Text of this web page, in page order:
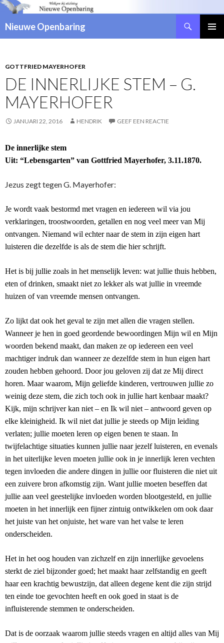
Nieuwe Openbaring
SPRINGEN
GOTTFRIED MAYERHOFER
DE INNERLIJKE STEM – G.
MAYERHOFER
JANUARI 22, 2016 HENDRIK GEEF EEN REACTIE
De innerlijke stem
Uit: “Lebensgarten” van Gottfried Mayerhofer, 3.11.1870.
Jezus zegt tegen G. Mayerhofer:
Je wordt vaak bestormd met vragen en iedereen wil via jou
verklaringen, troostwoorden, getallen en nog veel meer van Mij
ontvangen. Niemand wil echter naar de stem in zijn eigen hart
luisteren die dezelfde is als de stem die hier schrijft.
Het is bij jullie zoals in het menselijk leven: wat jullie thuis hebben,
eten of drinken, smaakt niet zo lekker als wat jullie in vreemde
huizen of van vreemde mensen ontvangen.
Zo lijkt dat ook het geval te zijn met allen die vragen stellen.
Wanneer je hen in goed geordende bewoordingen Mijn wil en Mijn
woorden bekend maakt, dan maken ze op iedereen een veel
machtiger indruk dan wanneer ze dezelfde stem in hun eigen hart
zouden hebben gehoord. Door jou geloven zij dat ze Mij direct
horen. Maar waarom, Mijn geliefde kinderen, vertrouwen jullie zo
weinig deze stem, die zich toch ook in jullie hart kenbaar maakt?
Kijk, mijn schrijver kan niet – en Ik wil niet – antwoord geven op
elke kleinigheid. Ik wil niet dat jullie je steeds op Mijn leiding
verlaten; jullie moeten leren op eigen benen te staan. In
twijfelachtige situaties kunnen jullie naar jezelf luisteren, en evenals
in het uiterlijke leven moeten jullie ook in je innerlijk leren vechten
tegen invloeden die andere dingen in jullie oor fluisteren die niet uit
een zuivere bron afkomstig zijn. Want jullie moeten beseffen dat
jullie aan veel geestelijke invloeden worden blootgesteld, en jullie
moeten in het innerlijk een fijner zintuig ontwikkelen om ook daar
het juiste van het onjuiste, het ware van het valse te leren
onderscheiden.
Het in het oog houden van zichzelf en zijn innerlijke gevoelens
sterkt de ziel bijzonder goed; het maakt haar zelfstandig en geeft
haar een krachtig bewustzijn, dat alleen degene kent die zijn strijd
ten einde toe gevochten heeft en ook goed in staat is de
influisterende stemmen te onderscheiden.
Dat is de oorzaak waarom jullie steeds vragen en altijd alles van Mij